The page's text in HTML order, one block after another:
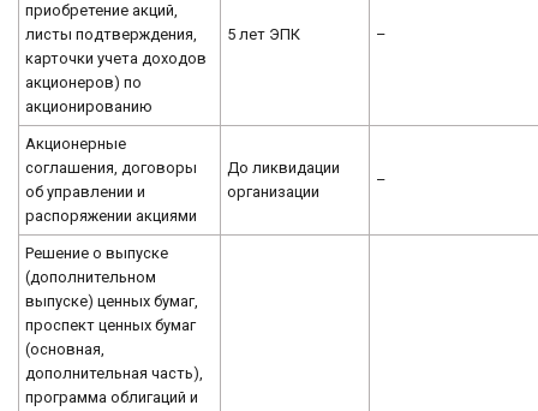
приобретение акций,
листы подтверждения,
карточки учета доходов
акционеров) по
акционированию
5 лет ЭПК –
Акционерные
соглашения, договоры
об управлении и
распоряжении акциями
До ликвидации
организации
–
Решение о выпуске
(дополнительном
выпуске) ценных бумаг,
проспект ценных бумаг
(основная,
дополнительная часть),
программа облигаций и